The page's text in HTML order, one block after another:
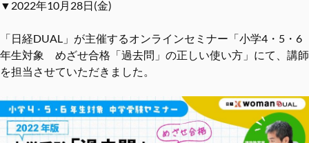
▼2022年10月28日(金)
「日経DUAL」が主催するオンラインセミナー「小学4・5・6
年生対象 めざせ合格「過去問」の正しい使い方」にて、講師
を担当させていただきました。